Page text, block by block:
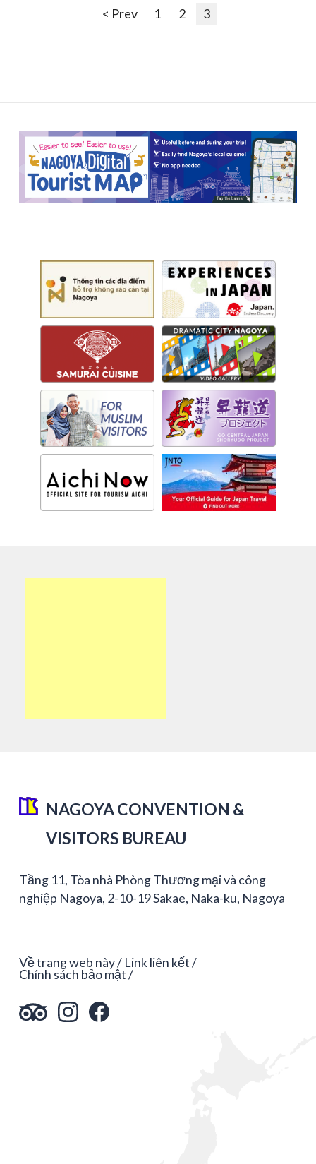
< Prev
1 2 3
NAGOYA CONVENTION &
VISITORS BUREAU
Tầng 11, Tòa nhà Phòng Thương mại và công
nghiệp Nagoya, 2-10-19 Sakae, Naka-ku, Nagoya
Về trang web này Link liên kết
Chính sách bảo mật